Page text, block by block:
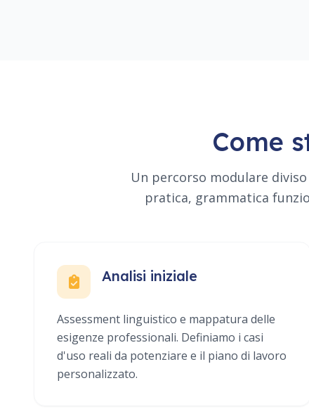
Come
Un percorso modulare
pratica, grammatica
Analisi iniziale
Assessment linguistico e mappatura delle
esigenze professionali. Definiamo i casi
d'uso reali da potenziare e il piano di lavoro
personalizzato.